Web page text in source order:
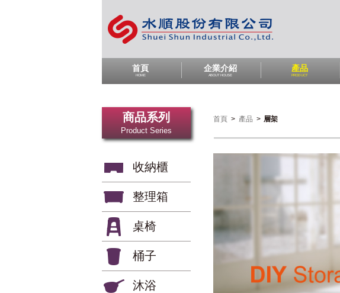
首頁
HOME
企業介紹
ABOUT HOUSE
產品
PRODUCT
商品系列
Product Series
收納櫃
整理箱
桌椅
桶子
沐浴
首頁 > 產品 > 層架